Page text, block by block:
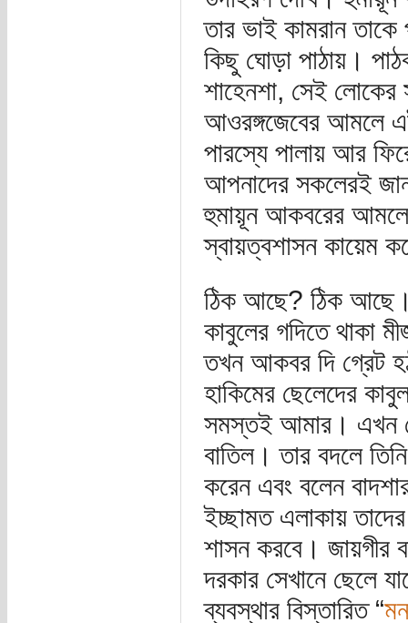
তার ভাই কামরান
কিছু ঘোড়া পাঠায়।
শাহেনশা, সেই লোকের
আওরঙ্গজেবের আমলে
পারস্যে পালায় আর
আপনাদের সকলেরই
হুমায়ূন আকবরের আমলে
স্বায়ত্বশাসন কায়েম
ঠিক আছে? ঠিক
কাবুলের গদিতে থাকা
তখন আকবর দি গ্রেট
হাকিমের ছেলেদের
সমস্তই আমার। এখন
বাতিল। তার বদলে
করেন এবং বলেন
ইচ্ছামত এলাকায়
শাসন করবে। জায়গীর
দরকার সেখানে ছেলে
ব্যবস্থার বিস্তারিত “